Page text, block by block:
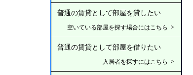
普通の賃貸として部屋を貸したい
空いている部屋を探す場合にはこちら
普通の賃貸として部屋を借りたい
入居者を探すにはこちら